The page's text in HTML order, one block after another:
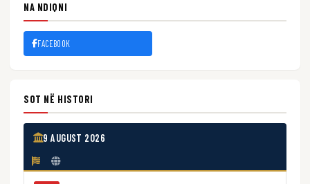
NA NDIQNI
FACEBOOK
SOT NË HISTORI
9 AUGUST 2026